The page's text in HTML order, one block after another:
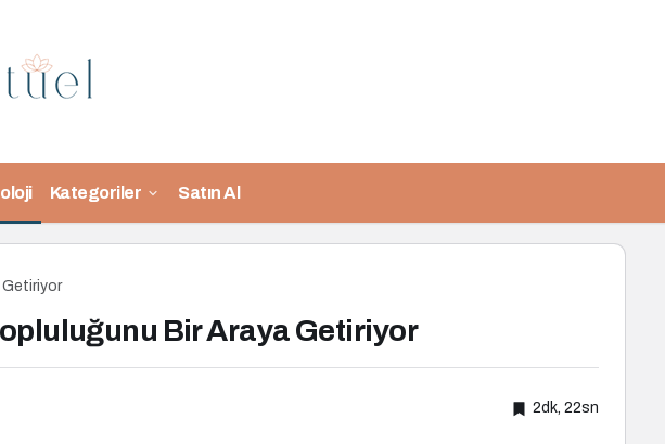
Kategoriler Satın Al
Getiriyor
Bir Araya Getiriyor
2dk, 22sn